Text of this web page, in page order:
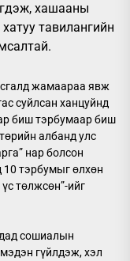
хашааны
тавилангийн
жамаараа явж
суйлсан ханцуйнд
биш тэрбумаар биш
албанд улс
нар болсон
10 тэрбумыг өлхөн
төлжсөн”-ийг
сошиалын
гүйлдэж, хэл